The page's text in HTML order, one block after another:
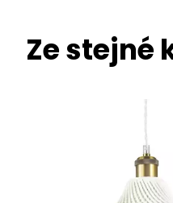
Ze stejné